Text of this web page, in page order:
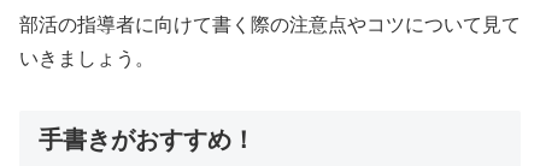
部活の指導者に向けて書く際の注意点やコツについて見て
いきましょう。
手書きがおすすめ！